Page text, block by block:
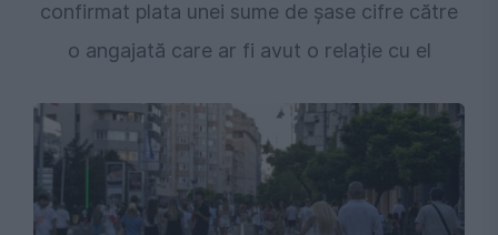
confirmat plata unei sume de șase cifre către
o angajată care ar fi avut o relație cu el